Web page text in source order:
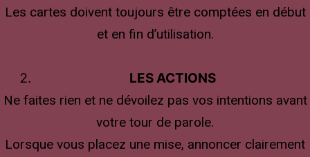
Les cartes doivent toujours être comptées en début
et en fin d’utilisation.
LES ACTIONS
Ne faites rien et ne dévoilez pas vos intentions avant
votre tour de parole.
Lorsque vous placez une mise, annoncer clairement